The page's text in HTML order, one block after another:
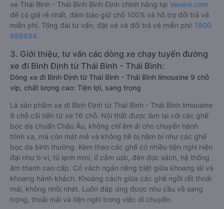
xe Thái Bình - Thái Bình Bình Định chính hãng tại Vexere.com
để có giá rẻ nhất, đảm bảo giữ chỗ 100% và hỗ trợ đổi trả vé
miễn phí. Tổng đài tư vấn, đặt vé và đổi trả vé miễn phí: 1900
888684.
3. Giới thiệu, tư vấn các dòng xe chạy tuyến đường
xe đi Bình Định từ Thái Bình - Thái Bình:
Dòng xe đi Bình Định từ Thái Bình - Thái Bình limousine 9 chỗ
vip, chất lượng cao: Tiện lợi, sang trọng
Là sản phẩm xe đi Bình Định từ Thái Bình - Thái Bình limousine
9 chỗ cải tiến từ xe 16 chỗ. Nội thất được làm lại với các ghế
bọc da chuẩn Châu Âu, không chỉ êm ái cho chuyến hành
trình xa, mà còn mát mẻ và không hề bị hầm bí như các ghế
bọc da bình thường. Kèm theo các ghế có nhiều tiện nghi hiện
đại như ti-vi, tủ lạnh mini, ổ cắm usb, đèn đọc sách, hệ thống
âm thanh cao cấp. Có vách ngăn riêng biệt giữa khoang lái và
khoang hành khách. Khoảng cách giữa các ghế ngồi rất thoải
mái, không nhồi nhét. Luôn đáp ứng được nhu cầu về sang
trọng, thoải mái và tiện nghi trong việc di chuyển.